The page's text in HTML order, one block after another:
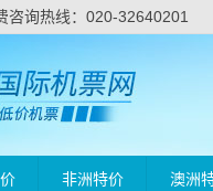
咨询热线：020-32640201
非洲特价 澳洲